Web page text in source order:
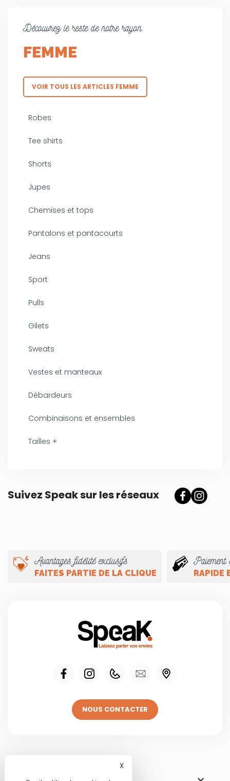
Découvrez le reste de notre rayon
FEMME
VOIR TOUS LES ARTICLES FEMME
Robes
Tee shirts
Shorts
Jupes
Chemises et tops
Pantalons et pantacourts
Jeans
Sport
Pulls
Gilets
Sweats
Vestes et manteaux
Débardeurs
Combinaisons et ensembles
Tailles +
Suivez Speak sur les réseaux
Avantages fidélité exclusifs
FAITES PARTIE DE LA CLIQUE
Paiement
RAPIDE
NOUS CONTACTER
XMasquer le bandeau des